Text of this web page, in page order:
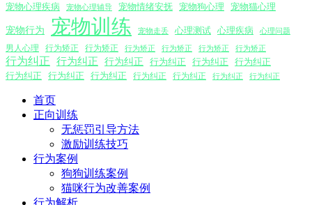
宠物心理疾病
宠物心理辅导 宠物情绪安抚 宠物狗心理 宠物猫心理
宠物行为 宠物训练 宠物走丢 心理测试 心理疾病 心理问题
男人心理 行为矫正 行为矫正 行为矫正 行为矫正 行为矫正 行为矫正
行为纠正 行为纠正 行为纠正 行为纠正 行为纠正
行为纠正
行为纠正
行为纠正 行为纠正 行为纠正 行为纠正 行为纠正 行为纠正
首页
正向训练
无惩罚引导方法
激励训练技巧
行为案例
狗狗训练案例
猫咪行为改善案例
行为解析